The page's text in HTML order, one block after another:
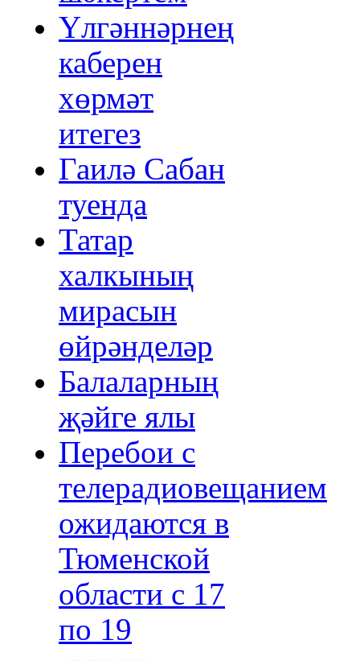
Үлгәннәрнең
каберен
хөрмәт
итегез
Гаилә Сабан
туенда
Татар
халкының
мирасын
өйрәнделәр
Балаларның
җәйге ялы
Перебои с
телерадиовещанием
ожидаются в
Тюменской
области с 17
по 19